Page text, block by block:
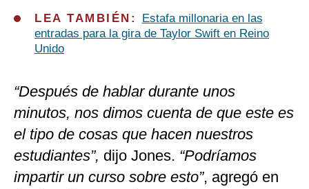
LEA TAMBIÉN:
Estafa millonaria en las
entradas para la gira de Taylor Swift en Reino
Unido
“Después de hablar durante unos
minutos, nos dimos cuenta de que este es
el tipo de cosas que hacen nuestros
estudiantes”, dijo Jones. “Podríamos
impartir un curso sobre esto”, agregó en